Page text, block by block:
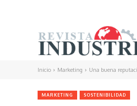
Inicio Marketing Una buena
MARKETING SOSTENIBILIDAD